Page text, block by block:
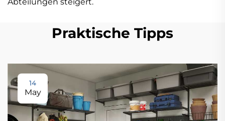
Abteilungen steigert.
Praktische Tipps
14
May